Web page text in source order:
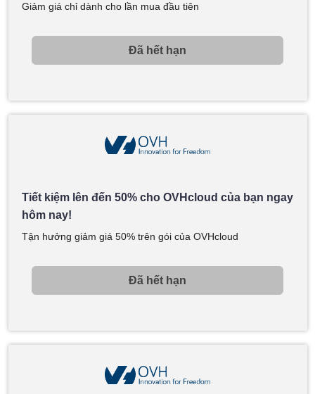
Giảm giá chỉ dành cho lần mua đầu tiên
Đã hết hạn
Tiết kiệm lên đến 50% cho OVHcloud của bạn ngay
hôm nay!
Tận hưởng giảm giá 50% trên gói của OVHcloud
Đã hết hạn